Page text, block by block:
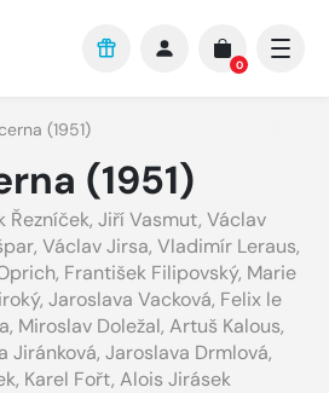
0
(1951)
(1951)
Řezníček, Jiří Vasmut, Václav
, Václav Jirsa, Vladimír Leraus,
, František Filipovský, Marie
, Jaroslava Vacková, Felix le
, Miroslav Doležal, Artuš Kalous,
Jiránková, Jaroslava Drmlová,
, Karel Fořt, Alois Jirásek